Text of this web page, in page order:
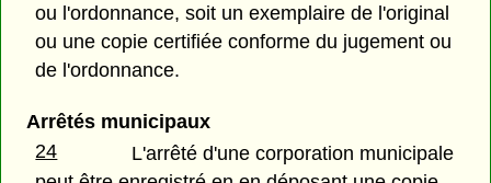
ou l'ordonnance, soit un exemplaire de l'original
ou une copie certifiée conforme du jugement ou
de l'ordonnance.
Arrêtés municipaux
24
L'arrêté d'une corporation municipale